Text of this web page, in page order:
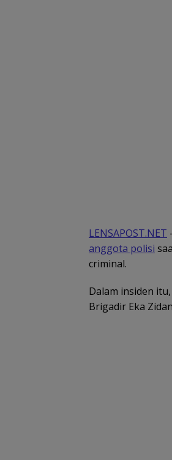
LENSAPOST.NET
anggota polisi
criminal.
Dalam insiden
Brigadir Eka